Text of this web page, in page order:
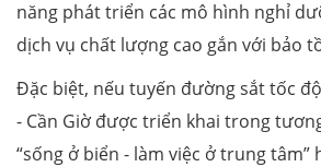
năng phát triển các mô hình nghỉ
dịch vụ chất lượng cao gắn với bảo
Đặc biệt, nếu tuyến đường sắt tốc
- Cần Giờ được triển khai trong
“sống ở biển - làm việc ở trung tâm”